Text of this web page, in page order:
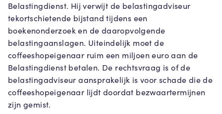
Belastingdienst. Hij verwijt de belastingadviseur
tekortschietende bijstand tijdens een
boekenonderzoek en de daaropvolgende
belastingaanslagen. Uiteindelijk moet de
coffeeshopeigenaar ruim een miljoen euro aan de
Belastingdienst betalen. De rechtsvraag is of de
belastingadviseur aansprakelijk is voor schade die de
coffeeshopeigenaar lijdt doordat bezwaartermijnen
zijn gemist.